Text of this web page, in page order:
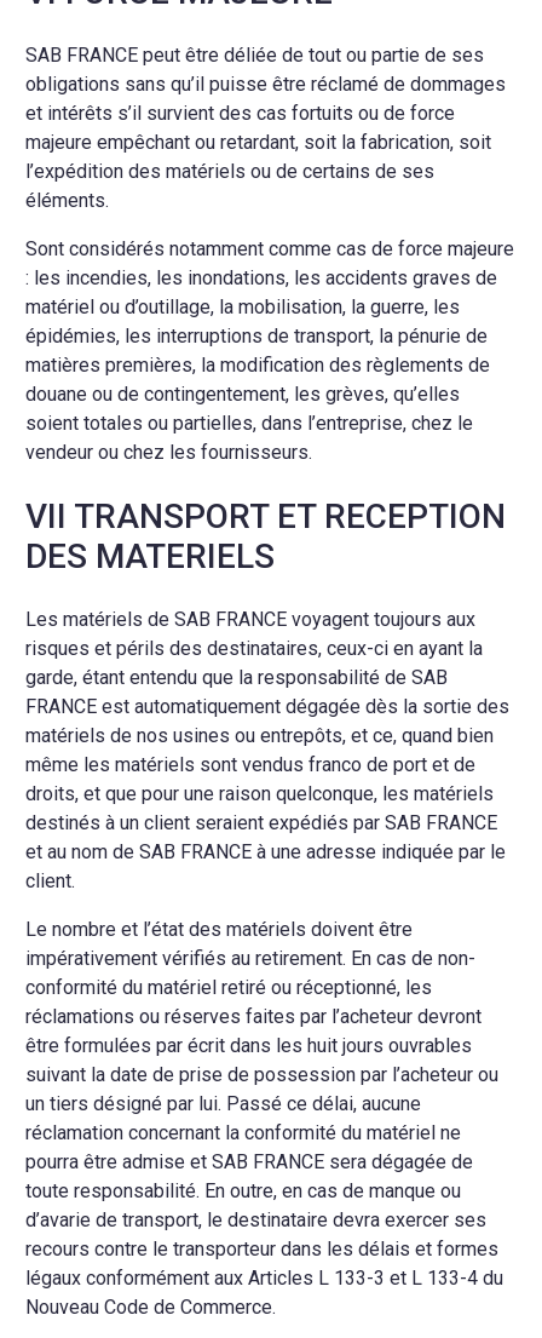
SAB FRANCE peut être déliée de tout ou partie de ses
obligations sans qu’il puisse être réclamé de dommages
et intérêts s’il survient des cas fortuits ou de force
majeure empêchant ou retardant, soit la fabrication, soit
l’expédition des matériels ou de certains de ses
éléments.
Sont considérés notamment comme cas de force majeure
: les incendies, les inondations, les accidents graves de
matériel ou d’outillage, la mobilisation, la guerre, les
épidémies, les interruptions de transport, la pénurie de
matières premières, la modification des règlements de
douane ou de contingentement, les grèves, qu’elles
soient totales ou partielles, dans l’entreprise, chez le
vendeur ou chez les fournisseurs.
VII TRANSPORT ET RECEPTION
DES MATERIELS
Les matériels de SAB FRANCE voyagent toujours aux
risques et périls des destinataires, ceux-ci en ayant la
garde, étant entendu que la responsabilité de SAB
FRANCE est automatiquement dégagée dès la sortie des
matériels de nos usines ou entrepôts, et ce, quand bien
même les matériels sont vendus franco de port et de
droits, et que pour une raison quelconque, les matériels
destinés à un client seraient expédiés par SAB FRANCE
et au nom de SAB FRANCE à une adresse indiquée par le
client.
Le nombre et l’état des matériels doivent être
impérativement vérifiés au retirement. En cas de non-
conformité du matériel retiré ou réceptionné, les
réclamations ou réserves faites par l’acheteur devront
être formulées par écrit dans les huit jours ouvrables
suivant la date de prise de possession par l’acheteur ou
un tiers désigné par lui. Passé ce délai, aucune
réclamation concernant la conformité du matériel ne
pourra être admise et SAB FRANCE sera dégagée de
toute responsabilité. En outre, en cas de manque ou
d’avarie de transport, le destinataire devra exercer ses
recours contre le transporteur dans les délais et formes
légaux conformément aux Articles L 133-3 et L 133-4 du
Nouveau Code de Commerce.